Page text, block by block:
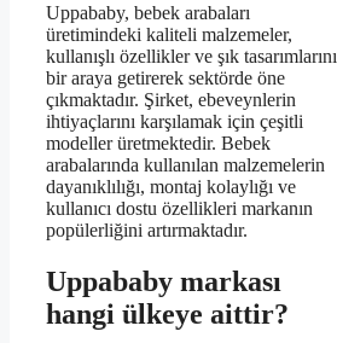
Uppababy, bebek arabaları
üretimindeki kaliteli malzemeler,
kullanışlı özellikler ve şık tasarımlarını
bir araya getirerek sektörde öne
çıkmaktadır. Şirket, ebeveynlerin
ihtiyaçlarını karşılamak için çeşitli
modeller üretmektedir. Bebek
arabalarında kullanılan malzemelerin
dayanıklılığı, montaj kolaylığı ve
kullanıcı dostu özellikleri markanın
popülerliğini artırmaktadır.
Uppababy markası
hangi ülkeye aittir?